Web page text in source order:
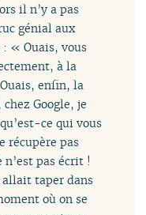
il n’y a pas
génial aux
« Ouais, vous
à la
enfin, la
Google, je
ce qui vous
récupère pas
n’est pas écrit !
allait taper dans
où on se